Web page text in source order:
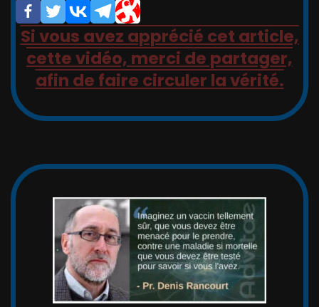
Si vous avez apprécié cet article,
cette vidéo, merci de partager,
afin de faire circuler la vérité.